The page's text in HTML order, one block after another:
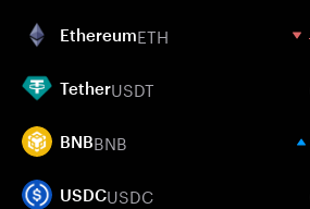
EthereumETH
TetherUSDT
BNBBNB
USDCUSDC